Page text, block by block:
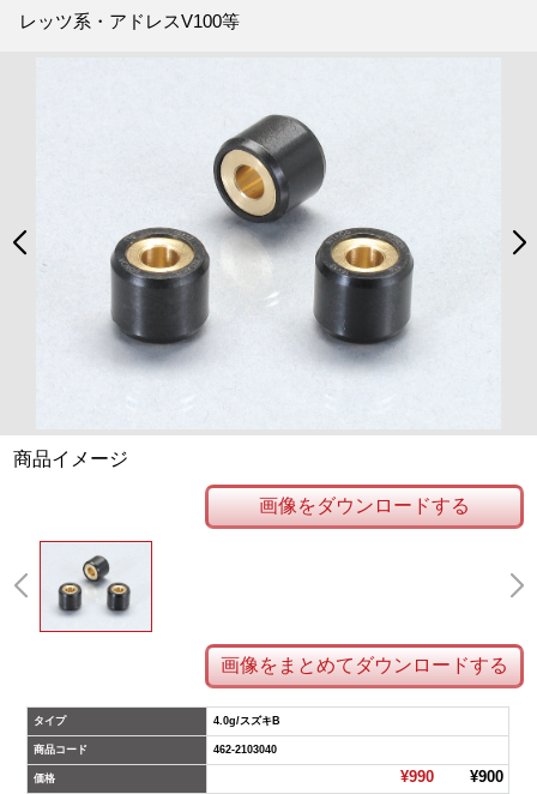
レッツ系・アドレスV100等
商品イメージ
画像をダウンロードする
画像をまとめてダウンロードする
タイプ 4.0g/スズキB
商品コード 462-2103040
価格 ¥990¥900